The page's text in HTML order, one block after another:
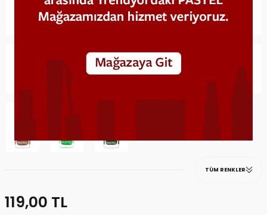
TÜM RENKLER
119,00 TL